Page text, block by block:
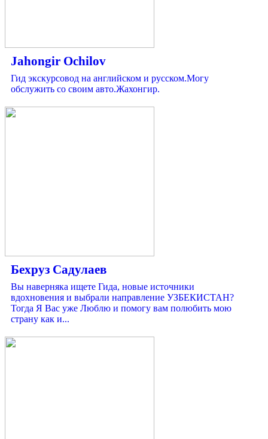
Jahongir Ochilov
Гид экскурсовод на английском и русском.Могу
обслужить со своим авто.Жахонгир.
Бехруз Садулаев
Вы наверняка ищете Гида, новые источники
вдохновения и выбрали направление УЗБЕКИСТАН?
Тогда Я Вас уже Люблю и помогу вам полюбить мою
страну как и...